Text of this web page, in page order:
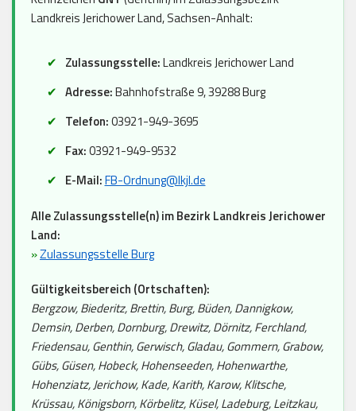
Landkreis Jerichower Land, Sachsen-Anhalt:
Zulassungsstelle:Landkreis Jerichower Land
Adresse:Bahnhofstraße 9, 39288 Burg
Telefon:03921-949-3695
Fax:03921-949-9532
E-Mail:FB-Ordnung@lkjl.de
Alle Zulassungsstelle(n) im Bezirk Landkreis Jerichower
Land:
»Zulassungsstelle Burg
Gültigkeitsbereich (Ortschaften):
Bergzow, Biederitz, Brettin, Burg, Büden, Dannigkow,
Demsin, Derben, Dornburg, Drewitz, Dörnitz, Ferchland,
Friedensau, Genthin, Gerwisch, Gladau, Gommern, Grabow,
Gübs, Güsen, Hobeck, Hohenseeden, Hohenwarthe,
Hohenziatz, Jerichow, Kade, Karith, Karow, Klitsche,
Krüssau, Königsborn, Körbelitz, Küsel, Ladeburg, Leitzkau,